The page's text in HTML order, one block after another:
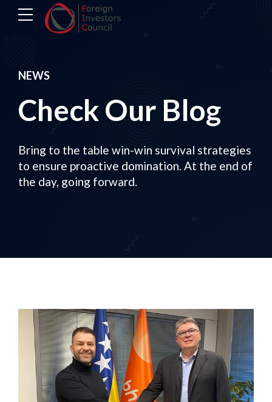
NEWS
Check Our Blog
Bring to the table win-win survival strategies
to ensure proactive domination. At the end of
the day, going forward.